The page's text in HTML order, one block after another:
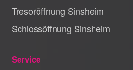
Tresoröffnung Sinsheim
Schlossöffnung Sinsheim
Service